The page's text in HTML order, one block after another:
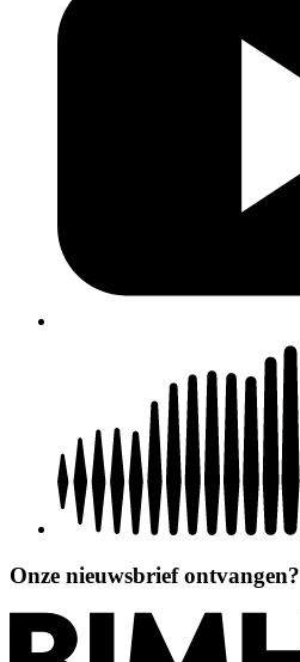
Onze nieuwsbrief ontvangen?